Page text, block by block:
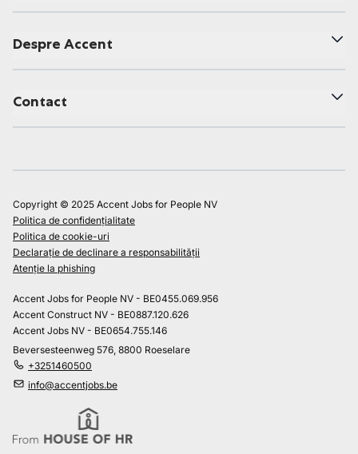
Despre Accent
Contact
Copyright © 2025 Accent Jobs for People NV
Politica de confidențialitate
Politica de cookie-uri
Declarație de declinare a responsabilității
Atenție la phishing
Accent Jobs for People NV - BE0455.069.956
Accent Construct NV - BE0887.120.626
Accent Jobs NV - BE0654.755.146
Beversesteenweg 576, 8800 Roeselare
+3251460500
info@accentjobs.be